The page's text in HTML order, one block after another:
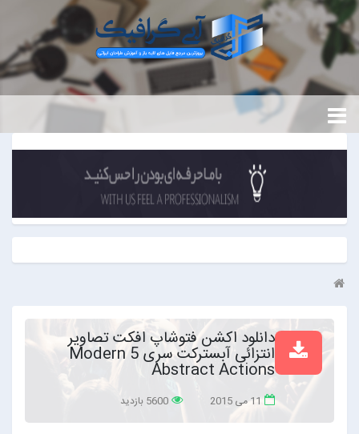
دانلود اکشن فتوشاپ افکت تصاویر
انتزائی آبسترکت سری 5 Modern
Abstract Actions
11 می 2015 5600 بازدید